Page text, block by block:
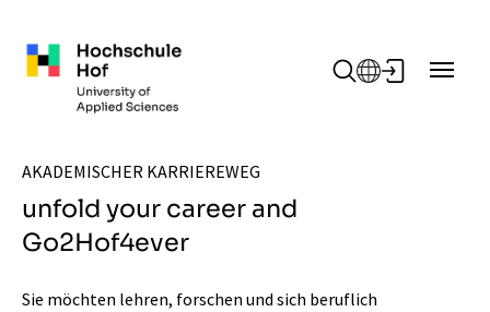
AKADEMISCHER KARRIEREWEG
unfold your career and
Go2Hof4ever
Sie möchten lehren, forschen und sich beruflich